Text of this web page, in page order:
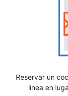
Reservar un
línea en